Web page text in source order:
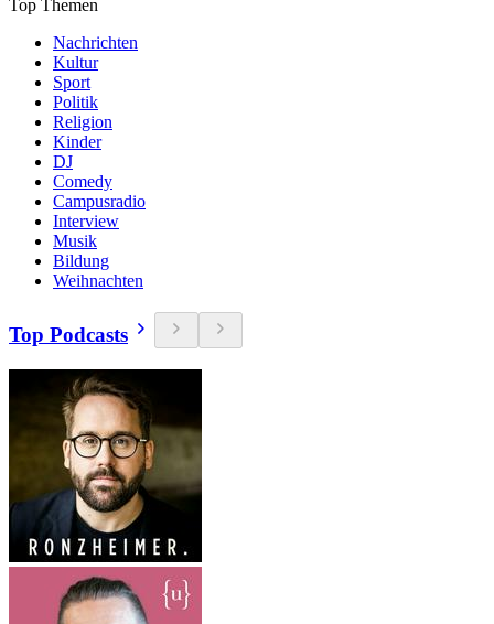
Top Themen
Nachrichten
Kultur
Sport
Politik
Religion
Kinder
DJ
Comedy
Campusradio
Interview
Musik
Bildung
Weihnachten
Top Podcasts